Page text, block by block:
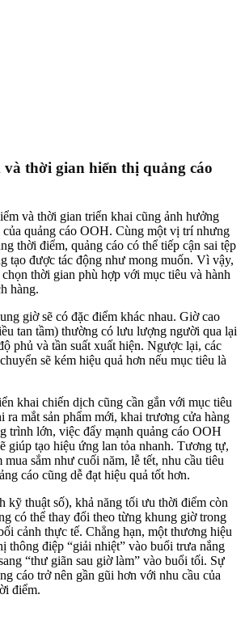
thời gian hiển thị quảng cáo
và thời gian triển khai cũng ảnh hưởng
của quảng cáo OOH. Cùng một vị trí nhưng
thời điểm, quảng cáo có thể tiếp cận sai tệp
tạo được tác động như mong muốn. Vì vậy,
thời gian phù hợp với mục tiêu và hành
hàng.
giờ sẽ có đặc điểm khác nhau. Giờ cao
tan tầm) thường có lưu lượng người qua lại
phủ và tần suất xuất hiện. Ngược lại, các
sẽ kém hiệu quả hơn nếu mục tiêu là
khai chiến dịch cũng cần gắn với mục tiêu
mắt sản phẩm mới, khai trương cửa hàng
trình lớn, việc đẩy mạnh quảng cáo OOH
giúp tạo hiệu ứng lan tỏa nhanh. Tương tự,
mua sắm như cuối năm, lễ tết, nhu cầu tiêu
cáo cũng dễ đạt hiệu quả tốt hơn.
thuật số), khả năng tối ưu thời điểm còn
có thể thay đổi theo từng khung giờ trong
cảnh thực tế. Chẳng hạn, một thương hiệu
thông điệp “giải nhiệt” vào buổi trưa nắng
“thư giãn sau giờ làm” vào buổi tối. Sự
cáo trở nên gần gũi hơn với nhu cầu của
điểm.